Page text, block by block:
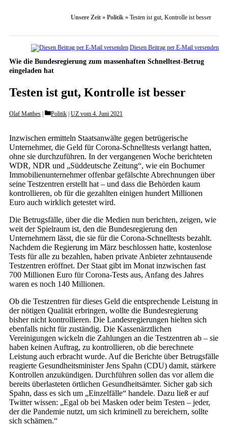
Unsere Zeit » Politik » Testen ist gut, Kontrolle ist besser
Diesen Beitrag per E-Mail versenden
Wie die Bundesregierung zum massenhaften Schnelltest-Betrug
eingeladen hat
Testen ist gut, Kontrolle ist besser
Olaf Matthes Categories
Politik UZ vom 4. Juni 2021
Inzwischen ermitteln Staatsanwälte gegen betrügerische
Unternehmer, die Geld für Corona-Schnelltests verlangt hatten,
ohne sie durchzuführen. In der vergangenen Woche berichteten
WDR, NDR und „Süddeutsche Zeitung“, wie ein Bochumer
Immobilienunternehmer offenbar gefälschte Abrechnungen über
seine Testzentren erstellt hat – und dass die Behörden kaum
kontrollieren, ob für die gezahlten einigen hundert Millionen
Euro auch wirklich getestet wird.
Die Betrugsfälle, über die die Medien nun berichten, zeigen, wie
weit der Spielraum ist, den die Bundesregierung den
Unternehmern lässt, die sie für die Corona-Schnelltests bezahlt.
Nachdem die Regierung im März beschlossen hatte, kostenlose
Tests für alle zu bezahlen, haben private Anbieter zehntausende
Testzentren eröffnet. Der Staat gibt im Monat inzwischen fast
700 Millionen Euro für Corona-Tests aus, Anfang des Jahres
waren es noch 140 Millionen.
Ob die Testzentren für dieses Geld die entsprechende Leistung in
der nötigen Qualität erbringen, wollte die Bundesregierung
bisher nicht kontrollieren. Die Landesregierungen hielten sich
ebenfalls nicht für zuständig. Die Kassenärztlichen
Vereinigungen wickeln die Zahlungen an die Testzentren ab – sie
haben keinen Auftrag, zu kontrollieren, ob die berechnete
Leistung auch erbracht wurde. Auf die Berichte über Betrugsfälle
reagierte Gesundheitsminister Jens Spahn (CDU) damit, stärkere
Kontrollen anzukündigen. Durchführen sollen das vor allem die
bereits überlasteten örtlichen Gesundheitsämter. Sicher gab sich
Spahn, dass es sich um „Einzelfälle“ handele. Dazu ließ er auf
Twitter wissen: „Egal ob bei Masken oder beim Testen – jeder,
der die Pandemie nutzt, um sich kriminell zu bereichern, sollte
sich schämen.“